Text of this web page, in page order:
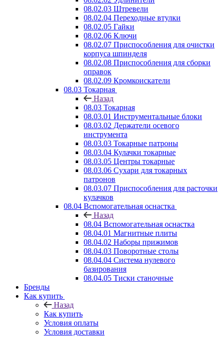
08.02.03 Штревели
08.02.04 Переходные втулки
08.02.05 Гайки
08.02.06 Ключи
08.02.07 Приспособления для очистки
корпуса шпинделя
08.02.08 Приспособления для сборки
оправок
08.02.09 Кромкоискатели
08.03 Токарная
Назад
08.03 Токарная
08.03.01 Инструментальные блоки
08.03.02 Держатели осевого
инструмента
08.03.03 Токарные патроны
08.03.04 Кулачки токарные
08.03.05 Центры токарные
08.03.06 Сухари для токарных
патронов
08.03.07 Приспособления для расточки
кулачков
08.04 Вспомогательная оснастка
Назад
08.04 Вспомогательная оснастка
08.04.01 Магнитные плиты
08.04.02 Наборы прижимов
08.04.03 Поворотные столы
08.04.04 Система нулевого
базирования
08.04.05 Тиски станочные
Бренды
Как купить
Назад
Как купить
Условия оплаты
Условия доставки